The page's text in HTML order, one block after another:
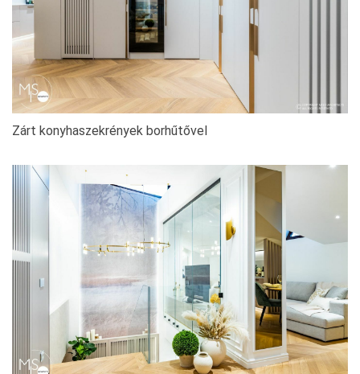
Zárt konyhaszekrények borhűtővel